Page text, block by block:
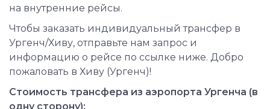
на внутренние рейсы.
Чтобы заказать индивидуальный трансфер в
Ургенч/Хиву, отправьте нам запрос и
информацию о рейсе по ссылке ниже. Добро
пожаловать в Хиву (Ургенч)!
Стоимость трансфера из аэропорта Ургенча (в
одну сторону):